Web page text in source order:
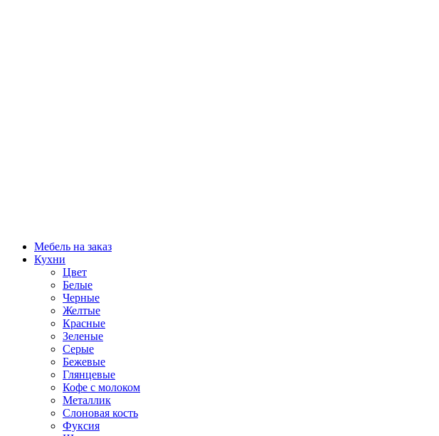
Мебель на заказ
Кухни
Цвет
Белые
Черные
Желтые
Красные
Зеленые
Серые
Бежевые
Глянцевые
Кофе с молоком
Металлик
Слоновая кость
Фуксия